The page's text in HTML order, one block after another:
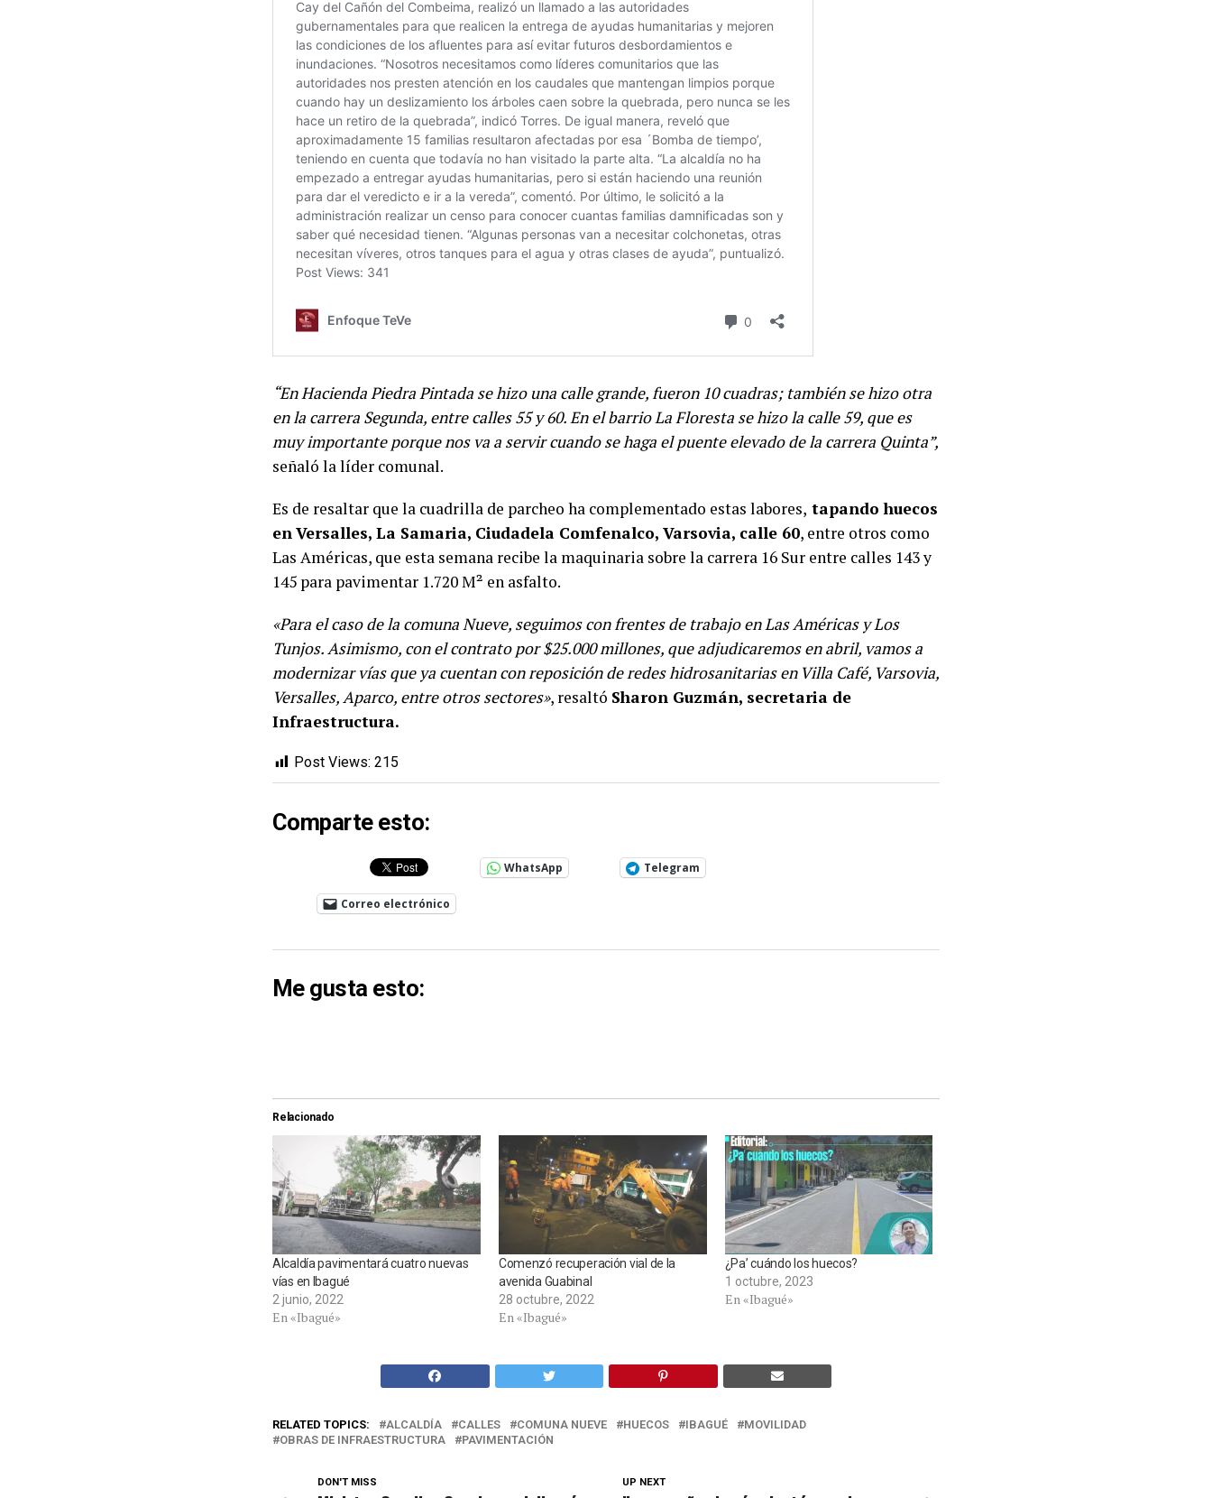
“En Hacienda Piedra Pintada se hizo una calle grande, fueron 10 cuadras; también se hizo otra
en la carrera Segunda, entre calles 55 y 60. En el barrio La Floresta se hizo la calle 59, que es
muy importante porque nos va a servir cuando se haga el puente elevado de la carrera Quinta”,
señaló la líder comunal.
Es de resaltar que la cuadrilla de parcheo ha complementado estas labores, tapando huecos
enVersalles, La Samaria, Ciudadela Comfenalco, Varsovia, calle 60, entre otros como
Las Américas, que esta semana recibe la maquinaria sobre la carrera 16 Sur entre calles 143 y
145 para pavimentar 1.720 M² en asfalto.
«Para el caso de la comuna Nueve, seguimos con frentes de trabajo en Las Américas y Los
Tunjos. Asimismo, con el contrato por $25.000 millones, que adjudicaremos en abril, vamos a
modernizar vías que ya cuentan con reposición de redes hidrosanitarias en Villa Café, Varsovia,
Versalles, Aparco, entre otros sectores», resaltó Sharon Guzmán, secretaria de
Infraestructura.
Post Views: 215
Comparte esto:
WhatsApp Telegram
Correo electrónico
Me gusta esto:
Relacionado
Alcaldía pavimentará cuatro nuevas
vías en Ibagué
2 junio, 2022
En «Ibagué»
Comenzó recuperación vial de la
avenida Guabinal
28 octubre, 2022
En «Ibagué»
¿Pa’ cuándo los huecos?
1 octubre, 2023
En «Ibagué»
RELATED TOPICS: ALCALDÍA CALLES COMUNA NUEVE HUECOS IBAGUÉ
MOVILIDAD
OBRAS DE INFRAESTRUCTURA
PAVIMENTACIÓN
UP NEXT
DON'T MISS